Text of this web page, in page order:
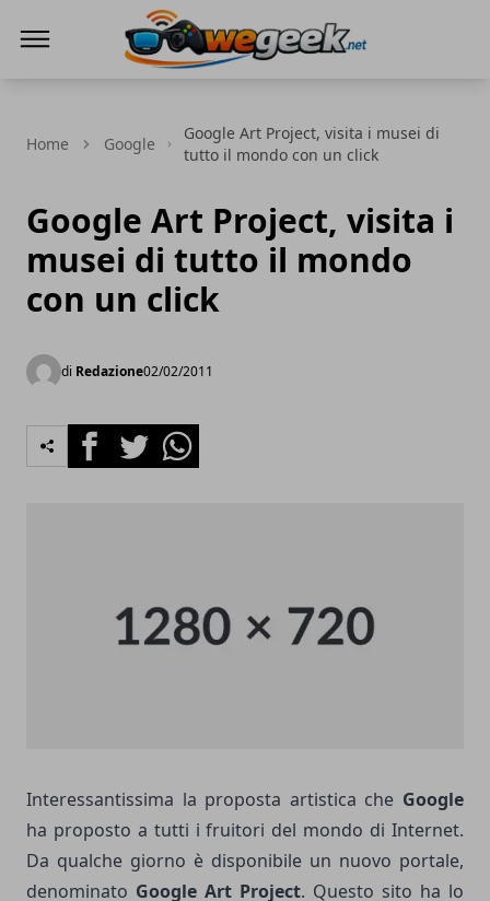
Home Google
Google Art Project, visita i musei di
tutto il mondo con un click
Google Art Project, visita i
musei di tutto il mondo
con un click
di Redazione02/02/2011
FacebookTwitterWhatsapp
Interessantissima la proposta artistica che Google
ha proposto a tutti i fruitori del mondo di Internet.
Da qualche giorno è disponibile un nuovo portale,
denominato Google Art Project. Questo sito ha lo